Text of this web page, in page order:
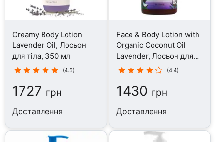
Creamy Body Lotion
Lavender Oil, Лосьон
для тіла, 350 мл
(4.5)
1727 грн
Доставлення
Face & Body Lotion with
Organic Coconut Oil
Lavender, Лосьон для
тіла, 354 мл
(4.4)
1430 грн
Доставлення